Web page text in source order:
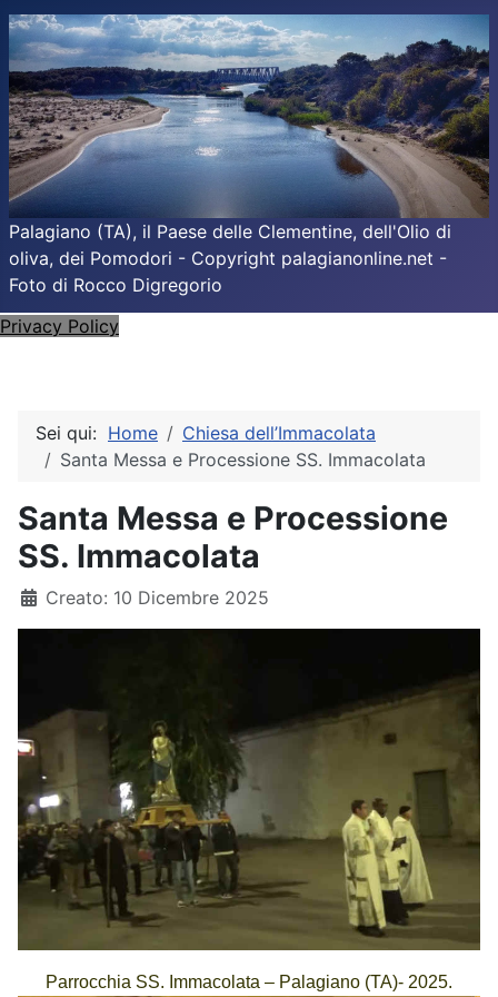
Palagiano (TA), il Paese delle Clementine, dell'Olio di
oliva, dei Pomodori - Copyright palagianonline.net -
Foto di Rocco Digregorio
Privacy Policy
Sei qui: Home
Chiesa dell’Immacolata
Santa Messa e Processione SS. Immacolata
Santa Messa e Processione
SS. Immacolata
Dettagli
Creato: 10 Dicembre 2025
Parrocchia SS. Immacolata – Palagiano (TA)- 2025.